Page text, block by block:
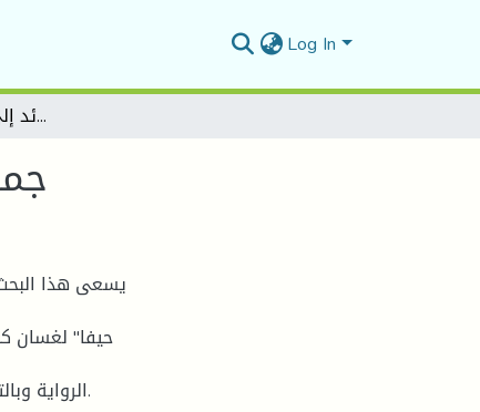
Log In
جماليات الكتابة في رواية "عائد إلى حيفا" لغسان كنفاني
يسعى هذا البحث
حيفا" لغسان
الرواية وبالتركيز عن المكونين السردين المكان والزمان بطريقة توظيفهما.